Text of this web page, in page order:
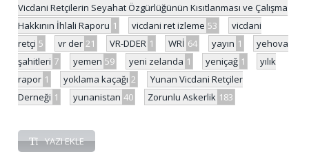
Vicdani Retçilerin Seyahat Özgürlüğünün Kısıtlanması ve Çalışma
Hakkının İhlali Raporu 1 vicdani ret izleme 53
vicdani
retçi 5 vr der 21 VR-DDER 1 WRİ 64 yayın 1
yehova
şahitleri 7 yemen 59 yeni zelanda 1 yeniçağ 1
yılık
rapor 1 yoklama kaçağı 2
Yunan Vicdani Retçiler
Derneği 1 yunanistan 40 Zorunlu Askerlik 183
YAZI EKLE